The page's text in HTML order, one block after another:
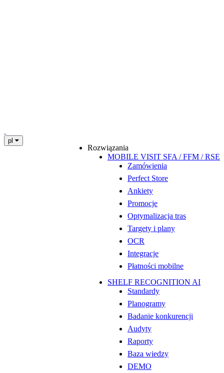
Rozwiązania
MOBILE VISIT SFA / FFM / RSE
Zamówienia
Perfect Store
Ankiety
Promocje
Optymalizacja tras
Targety i plany
OCR
Integracje
Płatności mobilne
SHELF RECOGNITION AI
Standardy
Planogramy
Badanie konkurencji
Audyty
Raporty
Baza wiedzy
DEMO
pl